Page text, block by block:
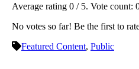
Average rating 0 / 5. Vote count:
No votes so far! Be the first to
Featured Content, Public